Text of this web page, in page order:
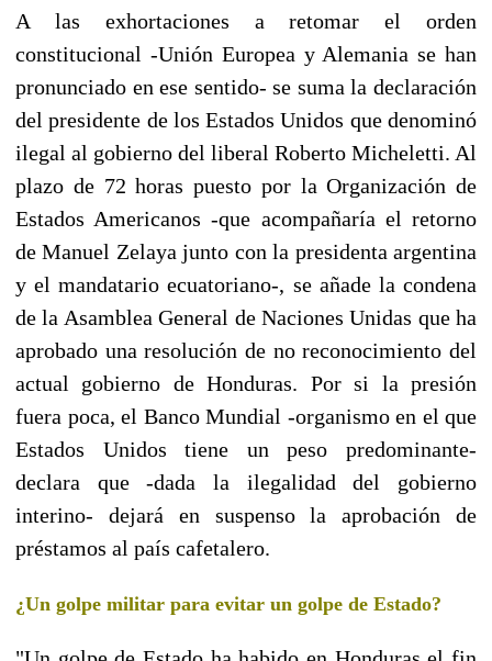
A las exhortaciones a retomar el orden
constitucional -Unión Europea y Alemania se han
pronunciado en ese sentido- se suma la declaración
del presidente de los Estados Unidos que denominó
ilegal al gobierno del liberal Roberto Micheletti. Al
plazo de 72 horas puesto por la Organización de
Estados Americanos -que acompañaría el retorno
de Manuel Zelaya junto con la presidenta argentina
y el mandatario ecuatoriano-, se añade la condena
de la Asamblea General de Naciones Unidas que ha
aprobado una resolución de no reconocimiento del
actual gobierno de Honduras. Por si la presión
fuera poca, el Banco Mundial -organismo en el que
Estados Unidos tiene un peso predominante-
declara que -dada la ilegalidad del gobierno
interino- dejará en suspenso la aprobación de
préstamos al país cafetalero.
¿Un golpe militar para evitar un golpe de Estado?